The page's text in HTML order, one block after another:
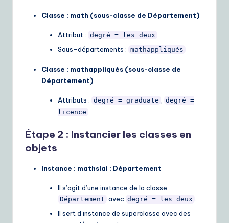
Classe : math (sous-classe de Département)
Attribut : degré = les deux
Sous-départements : mathappliqués
Classe : mathappliqués (sous-classe de
Département)
Attributs : degré = graduate
degré =
licence
Étape 2 : Instancier les classes en
objets
Instance : mathsIai : Département
Il s’agit d’une instance de la classe
Département avec degré = les deux
Il sert d’instance de superclasse avec des